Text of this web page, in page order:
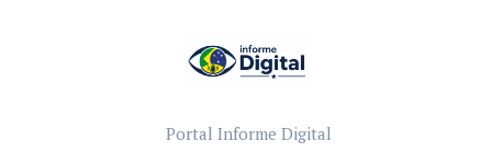
Portal Informe Digital